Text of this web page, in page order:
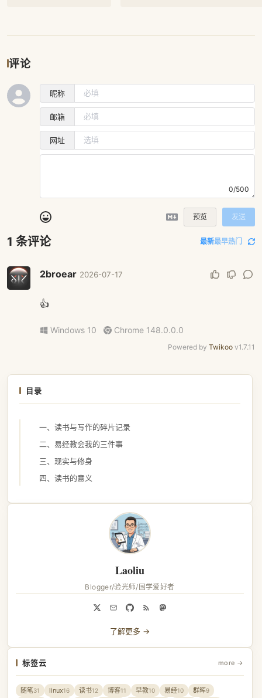
评论
昵称
邮箱
网址
0/500
预览 发送
1 条评论 最新最早热门
2broear 2026-07-17
👍
Windows 10 Chrome 148.0.0.0
Powered by Twikoo v1.7.11
Laoliu
Blogger/验光师/国学爱好者
了解更多 →
标签云 more →
随笔31 linux16 读书12 博客11 早教10 易经10 群晖9
目录
一、读书与写作的碎片记录
二、易经教会我的三件事
三、现实与修身
四、读书的意义